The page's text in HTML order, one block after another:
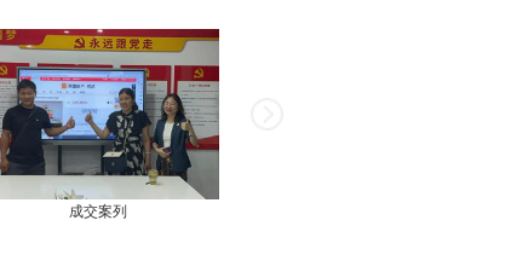
成交案列